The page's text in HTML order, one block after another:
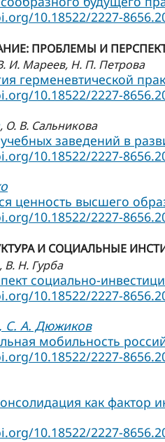
10.18522/2227-
ПРОБЛЕМЫ И
И. Мареев, Н. П. Петрова
герменевтической
10.18522/2227-
, О. В. Сальникова
заведений в
10.18522/2227-
ценность высшего
10.18522/2227-
И СОЦИАЛЬНЫЕ
, В. Н. Гурба
социально-
10.18522/2227-
, С. А. Дюжиков
мобильность
10.18522/2227-
как фактор
10.18522/2227-